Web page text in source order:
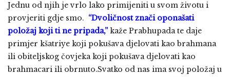
Jednu od njih je vrlo lako primijeniti u svom životu i
provjeriti gdje smo. “Dvoličnost znači oponašati
položaj koji ti ne pripada,” kaže Prabhupada te daje
primjer kšatriye koji pokušava djelovati kao brahmana
ili obiteljskog čovjeka koji pokušava djelovati kao
brahmacari ili obrnuto.Svatko od nas ima svoj položaj u